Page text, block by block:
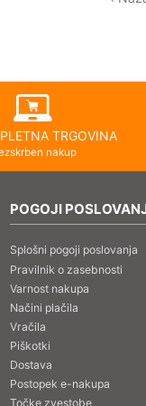
TRGOVINA
nakup
POGOJI
Splošni pogoji poslovanja
Pravilnik o zasebnosti
Varnost nakupa
Načini plačila
Vračila
Piškotki
Dostava
Postopek e-nakupa
Točke zvestobe